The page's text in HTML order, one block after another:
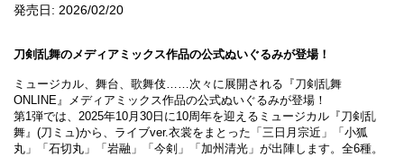
発売日: 2026/02/20
刀剣乱舞のメディアミックス作品の公式ぬいぐるみが登場！
ミュージカル、舞台、歌舞伎……次々に展開される『刀剣乱舞
ONLINE』メディアミックス作品の公式ぬいぐるみが登場！
第1弾では、2025年10月30日に10周年を迎えるミュージカル『刀剣乱
舞』(刀ミュ)から、ライブver.衣裳をまとった「三日月宗近」「小狐
丸」「石切丸」「岩融」「今剣」「加州清光」が出陣します。全6種。